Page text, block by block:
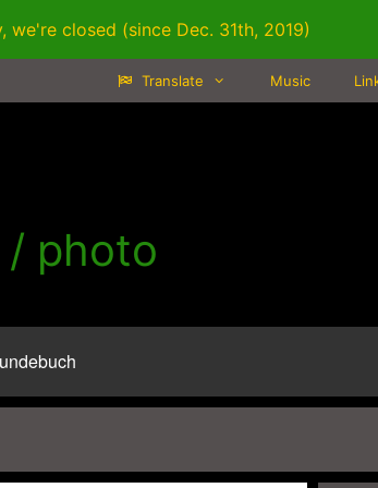
we're closed (since Dec. 31th, 2019)
Translate Music
photo